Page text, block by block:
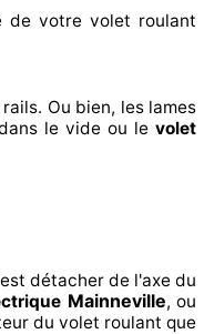
de votre volet roulant
Ou bien, les lames
le vide ou levolet
détacherde l'axe du
Mainneville, ou
du volet roulant que